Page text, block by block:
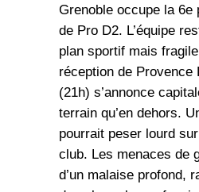
Grenoble occupe la 6e
de Pro D2. L’équipe
plan sportif mais
réception de Provence
(21h) s’annonce
terrain qu’en dehors.
pourrait peser lourd
club. Les menaces de
d’un malaise profond,